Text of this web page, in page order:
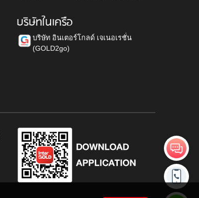
บริษัทในเครือ
บริษัท อินเตอร์โกลด์ เจเนอเรชั่น
(GOLD2go)